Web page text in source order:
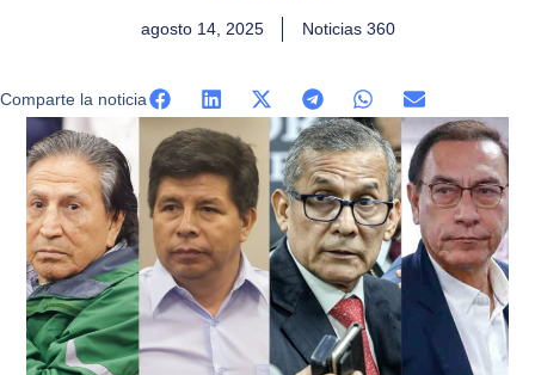
agosto 14, 2025 Noticias 360
Comparte la noticia